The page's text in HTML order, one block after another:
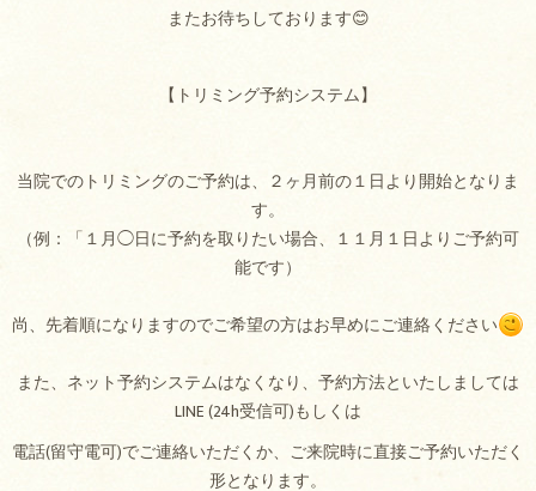
またお待ちしております😊
【トリミング予約システム】
当院でのトリミングのご予約は、２ヶ月前の１日より開始となりま
す。
（例：「１月◯日に予約を取りたい場合、１１月１日よりご予約可
能です）
尚、先着順になりますのでご希望の方はお早めにご連絡ください
また、ネット予約システムはなくなり、予約方法といたしましては
LINE (24h受信可)もしくは
電話(留守電可)でご連絡いただくか、ご来院時に直接ご予約いただく
形となります。